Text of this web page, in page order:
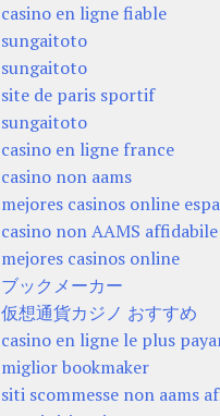
casino en ligne fiable
sungaitoto
sungaitoto
site de paris sportif
sungaitoto
casino en ligne france
casino non aams
mejores casinos online
casino non AAMS affidabile
mejores casinos online
ブックメーカー
仮想通貨カジノ おすすめ
casino en ligne le plus
miglior bookmaker
siti scommesse non aams